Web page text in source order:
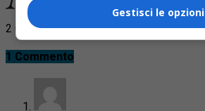
2 Commenti
1 Commento
Gestisci le opzioni